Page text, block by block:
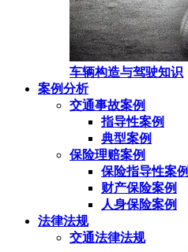
车辆构造与驾驶知识
案例分析
交通事故案例
指导性案例
典型案例
保险理赔案例
保险指导性案例
财产保险案例
人身保险案例
法律法规
交通法律法规